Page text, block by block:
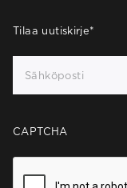
Tilaa uutiskirje*
CAPTCHA